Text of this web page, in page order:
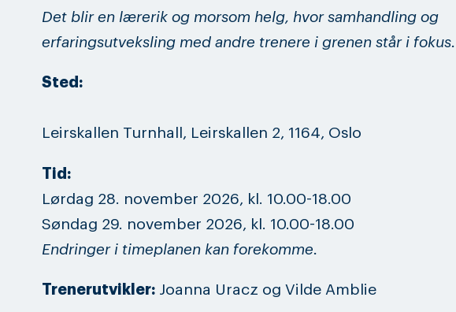
Det blir en lærerik og morsom helg, hvor samhandling og
erfaringsutveksling med andre trenere i grenen står i fokus.
Sted:
Leirskallen Turnhall, Leirskallen 2, 1164, Oslo
Tid:
Lørdag 28. november 2026, kl. 10.00-18.00
Søndag 29. november 2026, kl. 10.00-18.00
Endringer i timeplanen kan forekomme.
Trenerutvikler:Joanna Uracz og Vilde Amblie